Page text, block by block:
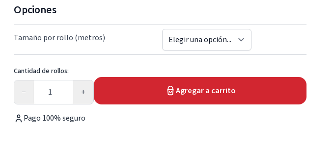
Opciones
Tamaño por rollo (metros)
Cantidad de rollos:
−
Cantidad
+ Agregar a carrito
Pago 100% seguro